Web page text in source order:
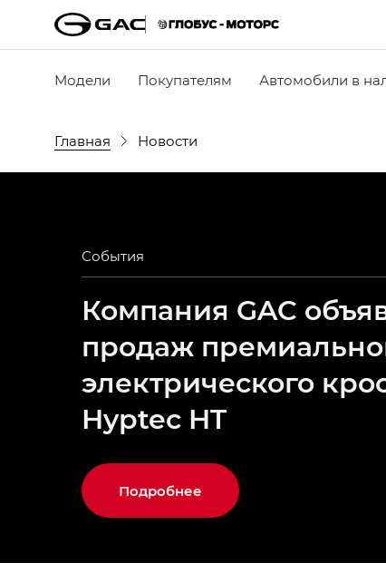
Модели Покупателям Автомобили в
Главная Новости
События
Компания GAC
продаж
электрического
Hyptec HT
Подробнее